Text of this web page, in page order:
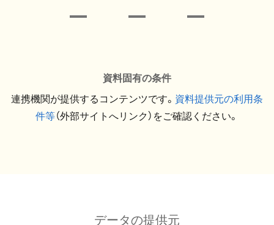
資料固有の条件
連携機関が提供するコンテンツです。 資料提供元の利用条
件等（外部サイトへリンク）をご確認ください。
データの提供元